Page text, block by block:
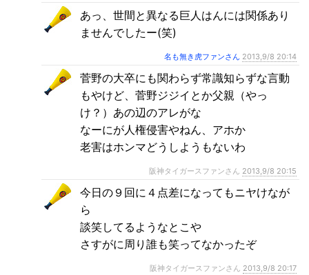
あっ、世間と異なる巨人はんには関係あり
ませんでしたー(笑)
名も無き虎ファンさん 2013,9/8 20:14
菅野の大卒にも関わらず常識知らずな言動
もやけど、菅野ジジイとか父親（やっ
け？）あの辺のアレがな
なーにが人権侵害やねん、アホか
老害はホンマどうしようもないわ
阪神タイガースファンさん 2013,9/8 20:15
今日の９回に４点差になってもニヤけなが
ら
談笑してるようなとこや
さすがに周り誰も笑ってなかったぞ
阪神タイガースファンさん 2013,9/8 20:17